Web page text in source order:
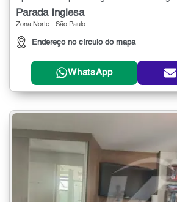
Parada Inglesa
Zona Norte - São Paulo
Endereço no círculo do mapa
WhatsApp